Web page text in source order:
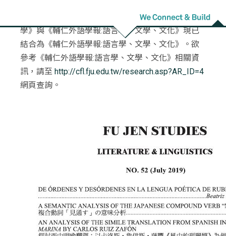
前由輔仁大學外語學院發行《輔仁學誌:文學與語言
學》與《輔仁外語學報:語言學、文學、文化》現已
結合為《輔仁外語學報:語言學、文學、文化》。欲
參考《輔仁外語學報:語言學、文學、文化》相關資
訊，請至 http://cfl.fju.edu.tw/research.asp?AR_ID=4
網頁查詢。